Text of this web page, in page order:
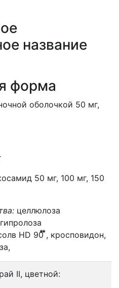
название
форма
оболочкой 50 мг,
50 мг, 100 мг, 150
целлюлоза
HD 90⃰ ⃰, кросповидон,
II, цветной: